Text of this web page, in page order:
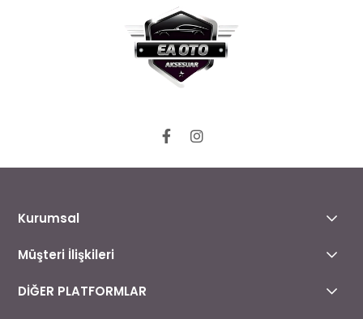
Kurumsal
Müşteri İlişkileri
DİĞER PLATFORMLAR